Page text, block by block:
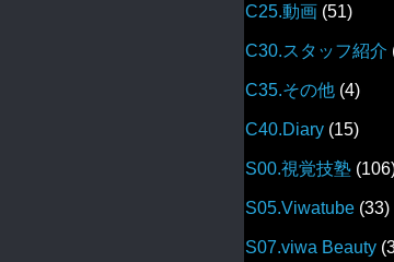
C25.動画 (51)
C30.スタッフ紹介
C35.その他 (4)
C40.Diary (15)
S00.視覚技塾
S05.Viwatube (33)
S07.viwa Beauty